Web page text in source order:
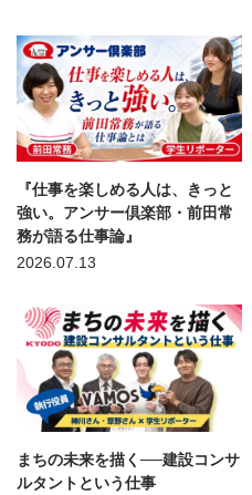
『仕事を楽しめる人は、きっと
強い。アンサー倶楽部・前田常
務が語る仕事論』
2026.07.13
まちの未来を描く──建設コンサ
ルタントという仕事